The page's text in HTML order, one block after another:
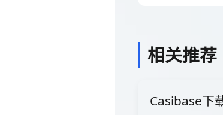
相关推荐
Casibase下